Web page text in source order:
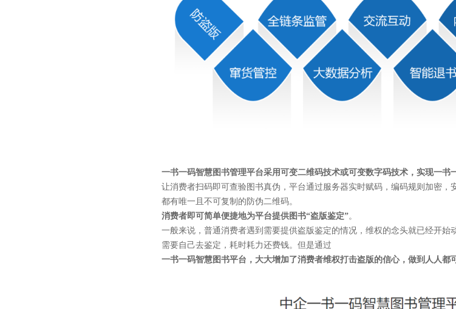
一书一码智慧图书管理平台采用可变二维码技术或可变数字码技术，实现一书
让消费者扫码即可查验图书真伪，平台通过服务器实时赋码，编码规则加密
都有唯一且不可复制的防伪二维码。
消费者即可简单便捷地为平台提供图书“盗版鉴定”。
一般来说，普通消费者遇到需要提供盗版鉴定的情况，维权的念头就已经开
需要自己去鉴定，耗时耗力还费钱。但是通过
一书一码智慧图书平台，大大增加了消费者维权打击盗版的信心，做到人人都